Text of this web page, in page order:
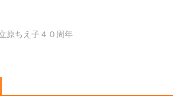
原ちえ子４０周年